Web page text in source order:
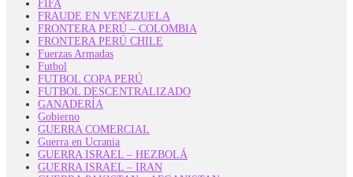
FIFA
FRAUDE EN VENEZUELA
FRONTERA PERÚ – COLOMBIA
FRONTERA PERÚ CHILE
Fuerzas Armadas
Futbol
FUTBOL COPA PERÚ
FUTBOL DESCENTRALIZADO
GANADERÍA
Gobierno
GUERRA COMERCIAL
Guerra en Ucrania
GUERRA ISRAEL – HEZBOLÁ
GUERRA ISRAEL – IRAN